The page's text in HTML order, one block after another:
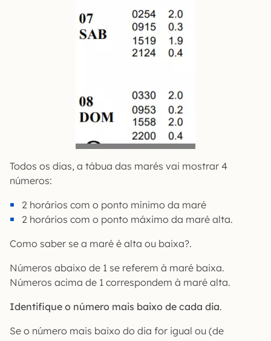
Todos os dias, a tábua das marés vai mostrar 4
números:
2 horários com o ponto mínimo da maré
2 horários com o ponto máximo da maré alta.
Como saber se a maré é alta ou baixa?.
Números abaixo de 1 se referem à maré baixa.
Números acima de 1 correspondem à maré alta.
Identifique o número mais baixo de cada dia.
Se o número mais baixo do dia for igual ou (de